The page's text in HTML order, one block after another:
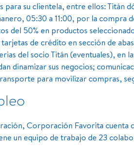
para su clientela, entre ellos: Titán
05:30 a 11:00, por la compra
del 50% en productos
de crédito en sección de
del socio Titán (eventuales), en
dinamizar sus negocios;
para movilizar compras,
Corporación Favorita cuenta
un equipo de trabajo de 23